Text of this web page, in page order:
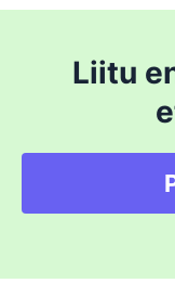
Liitu